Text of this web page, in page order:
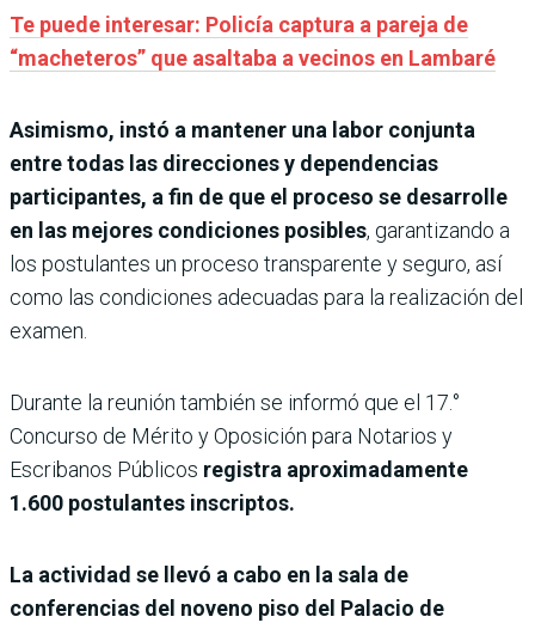
Te puede interesar: Policía captura a pareja de
“macheteros” que asaltaba a vecinos en Lambaré
Asimismo, instó a mantener una labor conjunta
entre todas las direcciones y dependencias
participantes, a fin de que el proceso se desarrolle
en las mejores condiciones posibles, garantizando a
los postulantes un proceso transparente y seguro, así
como las condiciones adecuadas para la realización del
examen.
Durante la reunión también se informó que el 17.°
Concurso de Mérito y Oposición para Notarios y
Escribanos Públicos registra aproximadamente
1.600 postulantes inscriptos.
La actividad se llevó a cabo en la sala de
conferencias del noveno piso del Palacio de